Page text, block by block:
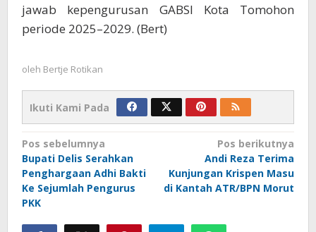
jawab kepengurusan GABSI Kota Tomohon
periode 2025–2029. (Bert)
oleh Bertje Rotikan
Ikuti Kami Pada
Navigasi
pos
Pos sebelumnya
Bupati Delis Serahkan
Penghargaan Adhi Bakti
Ke Sejumlah Pengurus
PKK
Pos berikutnya
Andi Reza Terima
Kunjungan Krispen Masu
di Kantah ATR/BPN Morut